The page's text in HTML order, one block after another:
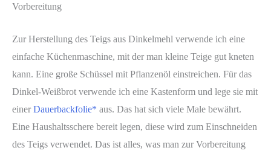
Vorbereitung
Zur Herstellung des Teigs aus Dinkelmehl verwende ich eine
einfache Küchenmaschine, mit der man kleine Teige gut kneten
kann. Eine große Schüssel mit Pflanzenöl einstreichen. Für das
Dinkel-Weißbrot verwende ich eine Kastenform und lege sie mit
einer Dauerbackfolie* aus. Das hat sich viele Male bewährt.
Eine Haushaltsschere bereit legen, diese wird zum Einschneiden
des Teigs verwendet. Das ist alles, was man zur Vorbereitung